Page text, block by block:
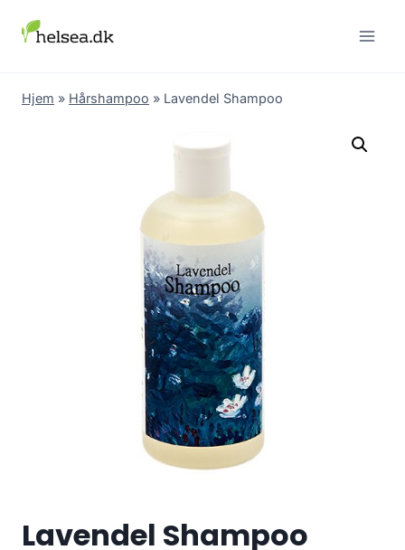
Hjem » Hårshampoo » Lavendel Shampoo
Lavendel Shampoo